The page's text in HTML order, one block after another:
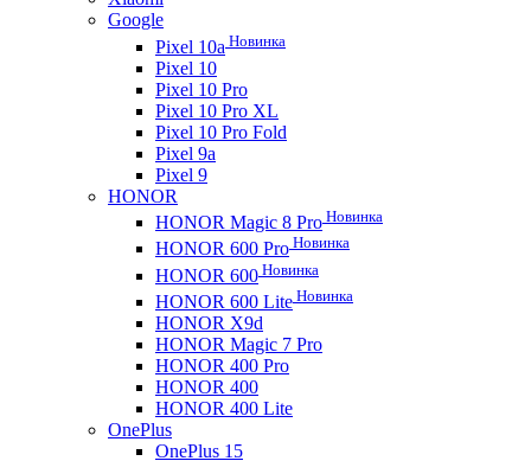
Google
Pixel 10a Новинка
Pixel 10
Pixel 10 Pro
Pixel 10 Pro XL
Pixel 10 Pro Fold
Pixel 9a
Pixel 9
HONOR
HONOR Magic 8 Pro Новинка
HONOR 600 Pro Новинка
HONOR 600 Новинка
HONOR 600 Lite Новинка
HONOR X9d
HONOR Magic 7 Pro
HONOR 400 Pro
HONOR 400
HONOR 400 Lite
OnePlus
OnePlus 15